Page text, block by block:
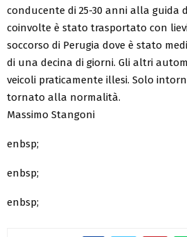
conducente di 25-30 anni alla guida
coinvolte è stato trasportato con
soccorso di Perugia dove è stato
di una decina di giorni. Gli altri
veicoli praticamente illesi. Solo
tornato alla normalità.
Massimo Stangoni
enbsp;
enbsp;
enbsp;